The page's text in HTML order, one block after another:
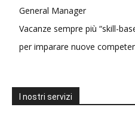
General Manager
Vacanze sempre più “skill-
per imparare nuove
I nostri servizi